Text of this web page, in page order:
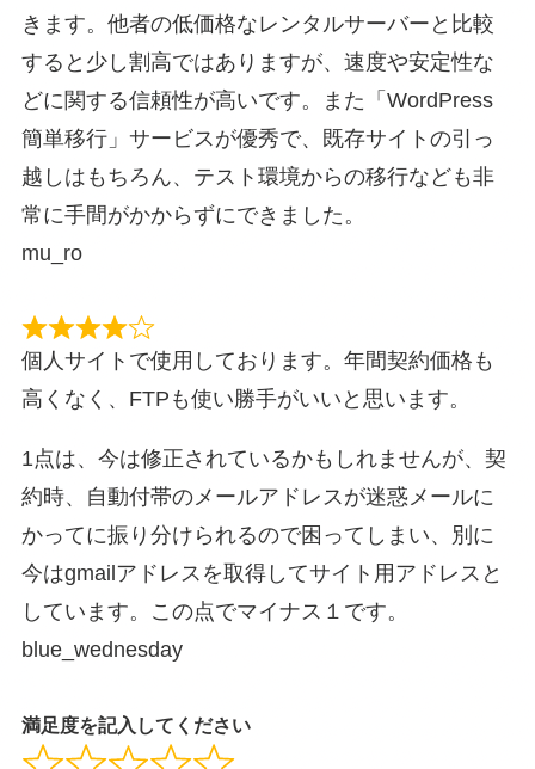
きます。他者の低価格なレンタルサーバーと比較
すると少し割高ではありますが、速度や安定性な
どに関する信頼性が高いです。また「WordPress
簡単移行」サービスが優秀で、既存サイトの引っ
越しはもちろん、テスト環境からの移行なども非
常に手間がかからずにできました。
mu_ro
個人サイトで使用しております。年間契約価格も
高くなく、FTPも使い勝手がいいと思います。
1点は、今は修正されているかもしれませんが、契
約時、自動付帯のメールアドレスが迷惑メールに
かってに振り分けられるので困ってしまい、別に
今はgmailアドレスを取得してサイト用アドレスと
しています。この点でマイナス１です。
blue_wednesday
満足度を記入してください